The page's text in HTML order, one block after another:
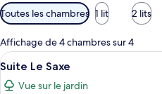
Filtres
disponibles
pour
les
chambres
Toutes les chambres 1 lit 2 lits
Affichage de 4 chambres sur 4
Afficher
toutes
les
10
Suite Le Saxe
Vue sur le jardin